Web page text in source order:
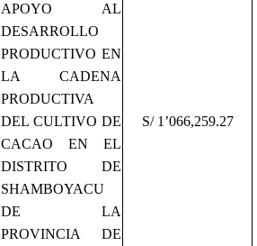
APOYO AL
DESARROLLO
PRODUCTIVO EN
LA CADENA
PRODUCTIVA
DEL CULTIVO DE
CACAO EN EL
DISTRITO DE
SHAMBOYACU
DE LA
PROVINCIA DE
S/ 1’066,259.27